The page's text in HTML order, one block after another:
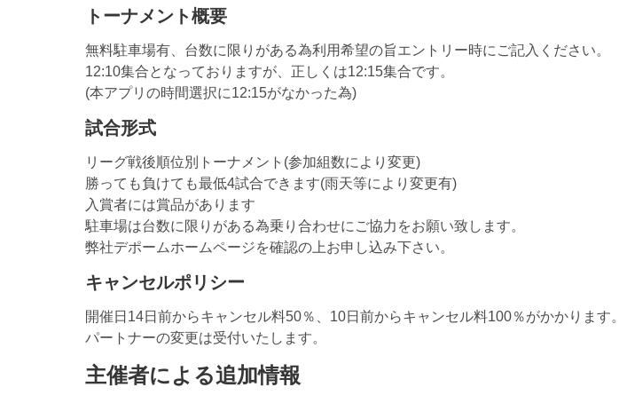
トーナメント概要
無料駐車場有、台数に限りがある為利用希望の旨エントリー時にご記入ください。
12:10集合となっておりますが、正しくは12:15集合です。
(本アプリの時間選択に12:15がなかった為)
試合形式
リーグ戦後順位別トーナメント(参加組数により変更)
勝っても負けても最低4試合できます(雨天等により変更有)
入賞者には賞品があります
駐車場は台数に限りがある為乗り合わせにご協力をお願い致します。
弊社デポームホームページを確認の上お申し込み下さい。
キャンセルポリシー
開催日14日前からキャンセル料50％、10日前からキャンセル料100％がかかります。
パートナーの変更は受付いたします。
主催者による追加情報